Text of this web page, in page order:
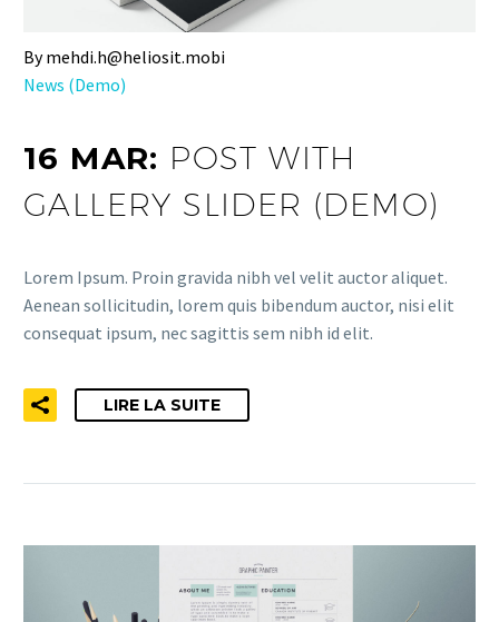
By mehdi.h@heliosit.mobi
News (Demo)
16 MAR: POST WITH
GALLERY SLIDER (DEMO)
Lorem Ipsum. Proin gravida nibh vel velit auctor aliquet.
Aenean sollicitudin, lorem quis bibendum auctor, nisi elit
consequat ipsum, nec sagittis sem nibh id elit.
LIRE LA SUITE